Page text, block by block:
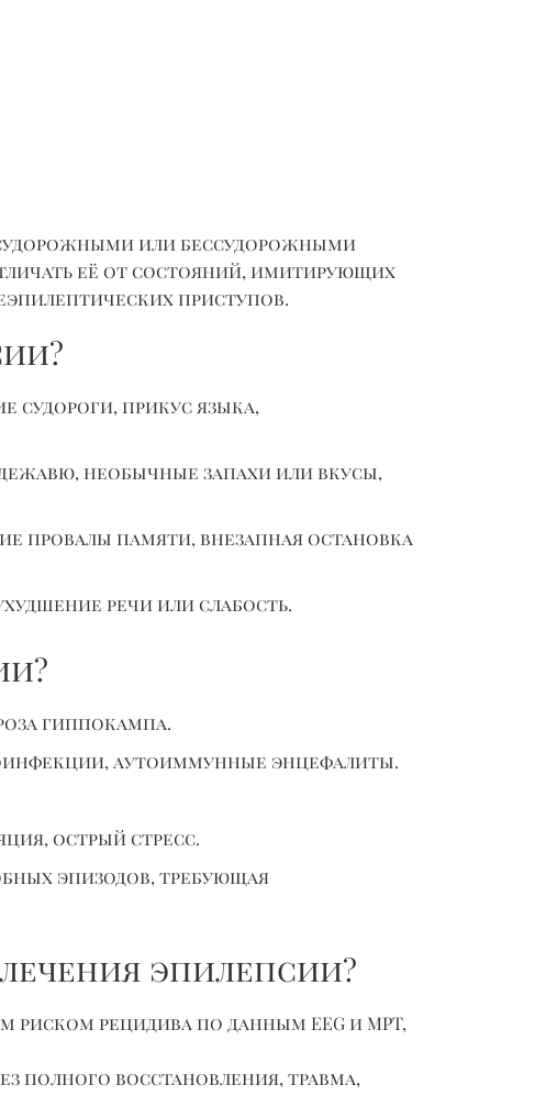
или бессудорожными
её от состояний, имитирующих
приступов.
судороги, прикус языка,
необычные запахи или вкусы,
провалы памяти, внезапная остановка
речи или слабость.
гиппокампа.
аутоиммунные энцефалиты.
острый стресс.
эпизодов, требующая
эпилепсии?
рецидива по данным EEG и МРТ,
полного восстановления, травма,